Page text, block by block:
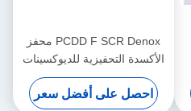
PCDD F SCR Denox محفز
الأكسدة التحفيزية للديوكسينات
ذات التأثير المزدوج على أساس
TiO2 V2O5 WO3
احصل على أفضل سعر